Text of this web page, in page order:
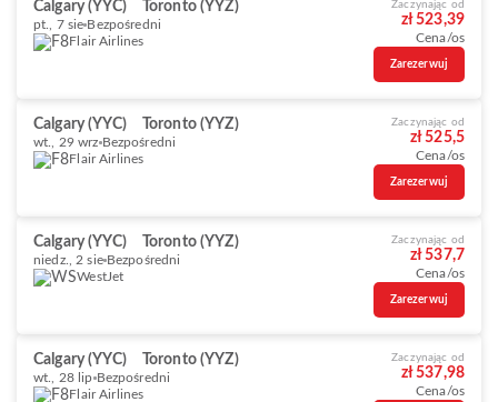
Calgary (YYC) Toronto (YYZ)
pt., 7 sie Bezpośredni
Flair Airlines
Zaczynając od
zł 523,39
Cena/os
Zarezerwuj
Calgary (YYC) Toronto (YYZ)
wt., 29 wrz Bezpośredni
Flair Airlines
Zaczynając od
zł 525,5
Cena/os
Zarezerwuj
Calgary (YYC) Toronto (YYZ)
niedz., 2 sie Bezpośredni
WestJet
Zaczynając od
zł 537,7
Cena/os
Zarezerwuj
Calgary (YYC) Toronto (YYZ)
wt., 28 lip Bezpośredni
Flair Airlines
Zaczynając od
zł 537,98
Cena/os